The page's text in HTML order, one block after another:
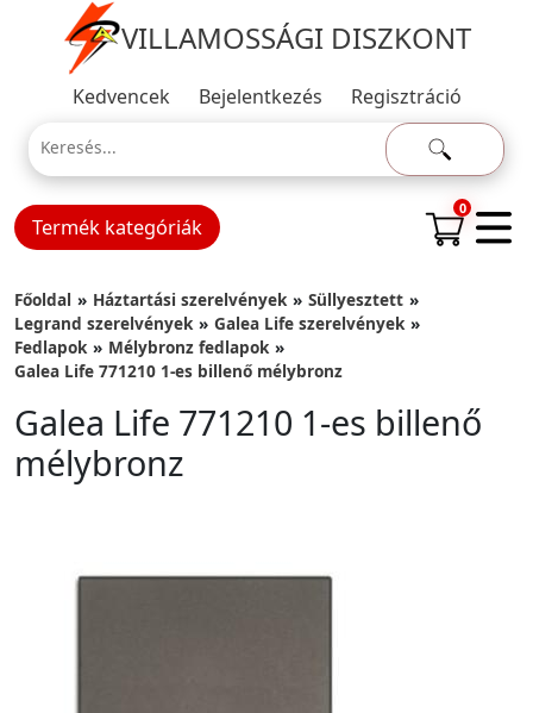
VILLAMOSSÁGI DISZKONT
Kedvencek Bejelentkezés Regisztráció
Termék kategóriák
0
Főoldal Háztartási szerelvények
Süllyesztett
Legrand szerelvények
Galea Life szerelvények
Fedlapok
Mélybronz fedlapok
Galea Life 771210 1-es billenő mélybronz
Galea Life 771210 1-es billenő
mélybronz